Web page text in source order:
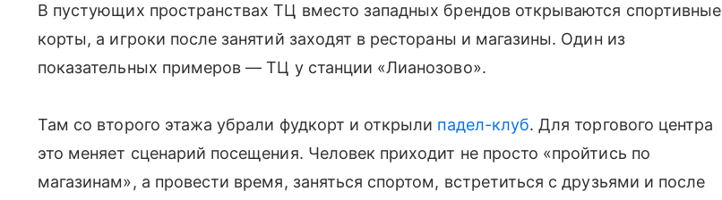
В пустующих пространствах ТЦ вместо западных брендов открываются спортивные
корты, а игроки после занятий заходят в рестораны и магазины. Один из
показательных примеров — ТЦ у станции «Лианозово».
Там со второго этажа убрали фудкорт и открыли падел-клуб. Для торгового центра
это меняет сценарий посещения. Человек приходит не просто «пройтись по
магазинам», а провести время, заняться спортом, встретиться с друзьями и после